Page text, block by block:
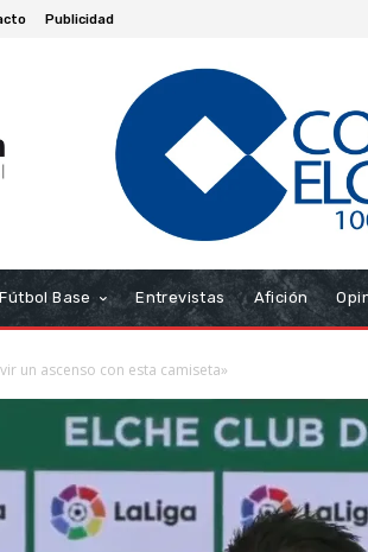
Publicidad
Fútbol Base Entrevistas Afición
un ascenso con esta camiseta»